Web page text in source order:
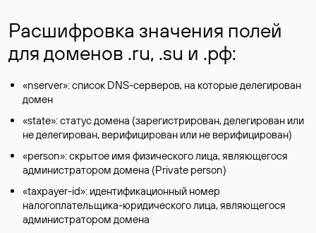
Расшифровка значения полей
для доменов .ru, .su и .рф:
«nserver»: список DNS-серверов, на которые делегирован
домен
«state»: статус домена (зарегистрирован, делегирован или
не делегирован, верифицирован или не верифицирован)
«person»: скрытое имя физического лица, являющегося
администратором домена (Privatе person)
«taxpayer-id»: идентификационный номер
налогоплательщика-юридического лица, являющегося
администратором домена